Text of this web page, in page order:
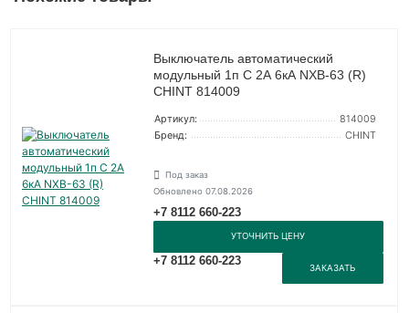
Выключатель автоматический
модульный 1п C 2А 6кА NXB-63 (R)
CHINT 814009
Артикул:
814009
Бренд:
CHINT
Под заказ
Обновлено 07.08.2026
+7 8112 660-223
УТОЧНИТЬ ЦЕНУ
+7 8112 660-223
ЗАКАЗАТЬ